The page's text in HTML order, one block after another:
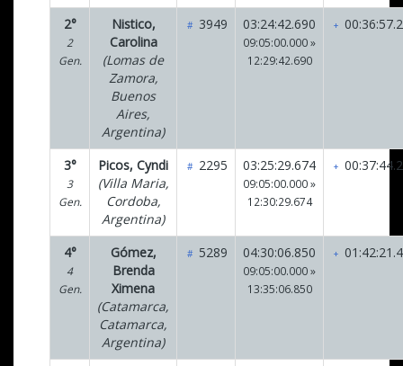
2°
2
Gen.
Nistico,
Carolina
(Lomas de
Zamora,
Buenos
Aires,
Argentina)
# 3949 03:24:42.690
09:05:00.000 »
12:29:42.690
+
3°
3
Gen.
Picos, Cyndi
(Villa Maria,
Cordoba,
Argentina)
# 2295 03:25:29.674
09:05:00.000 »
12:30:29.674
+
4°
4
Gen.
Gómez,
Brenda
Ximena
(Catamarca,
Catamarca,
Argentina)
# 5289 04:30:06.850
09:05:00.000 »
13:35:06.850
+